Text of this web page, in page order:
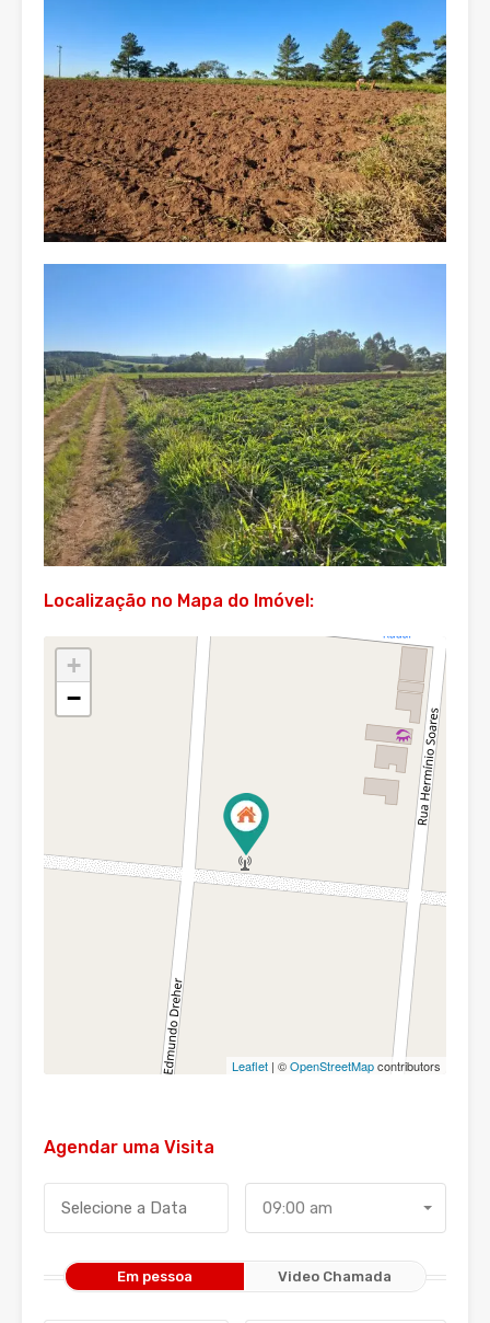
Localização no Mapa do Imóvel:
+
−
Leaflet | ©OpenStreetMapcontributors
Agendar uma Visita
09:00 am
Em pessoa Video Chamada